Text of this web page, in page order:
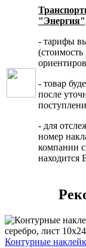
- тарифы
(стоимость
- товар
после
- для
номер
компании
находится
Контурные